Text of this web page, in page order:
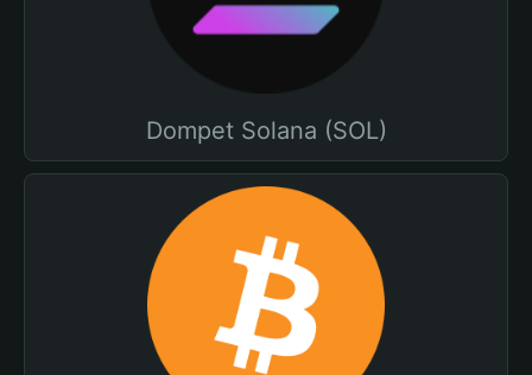
Dompet Solana (SOL)